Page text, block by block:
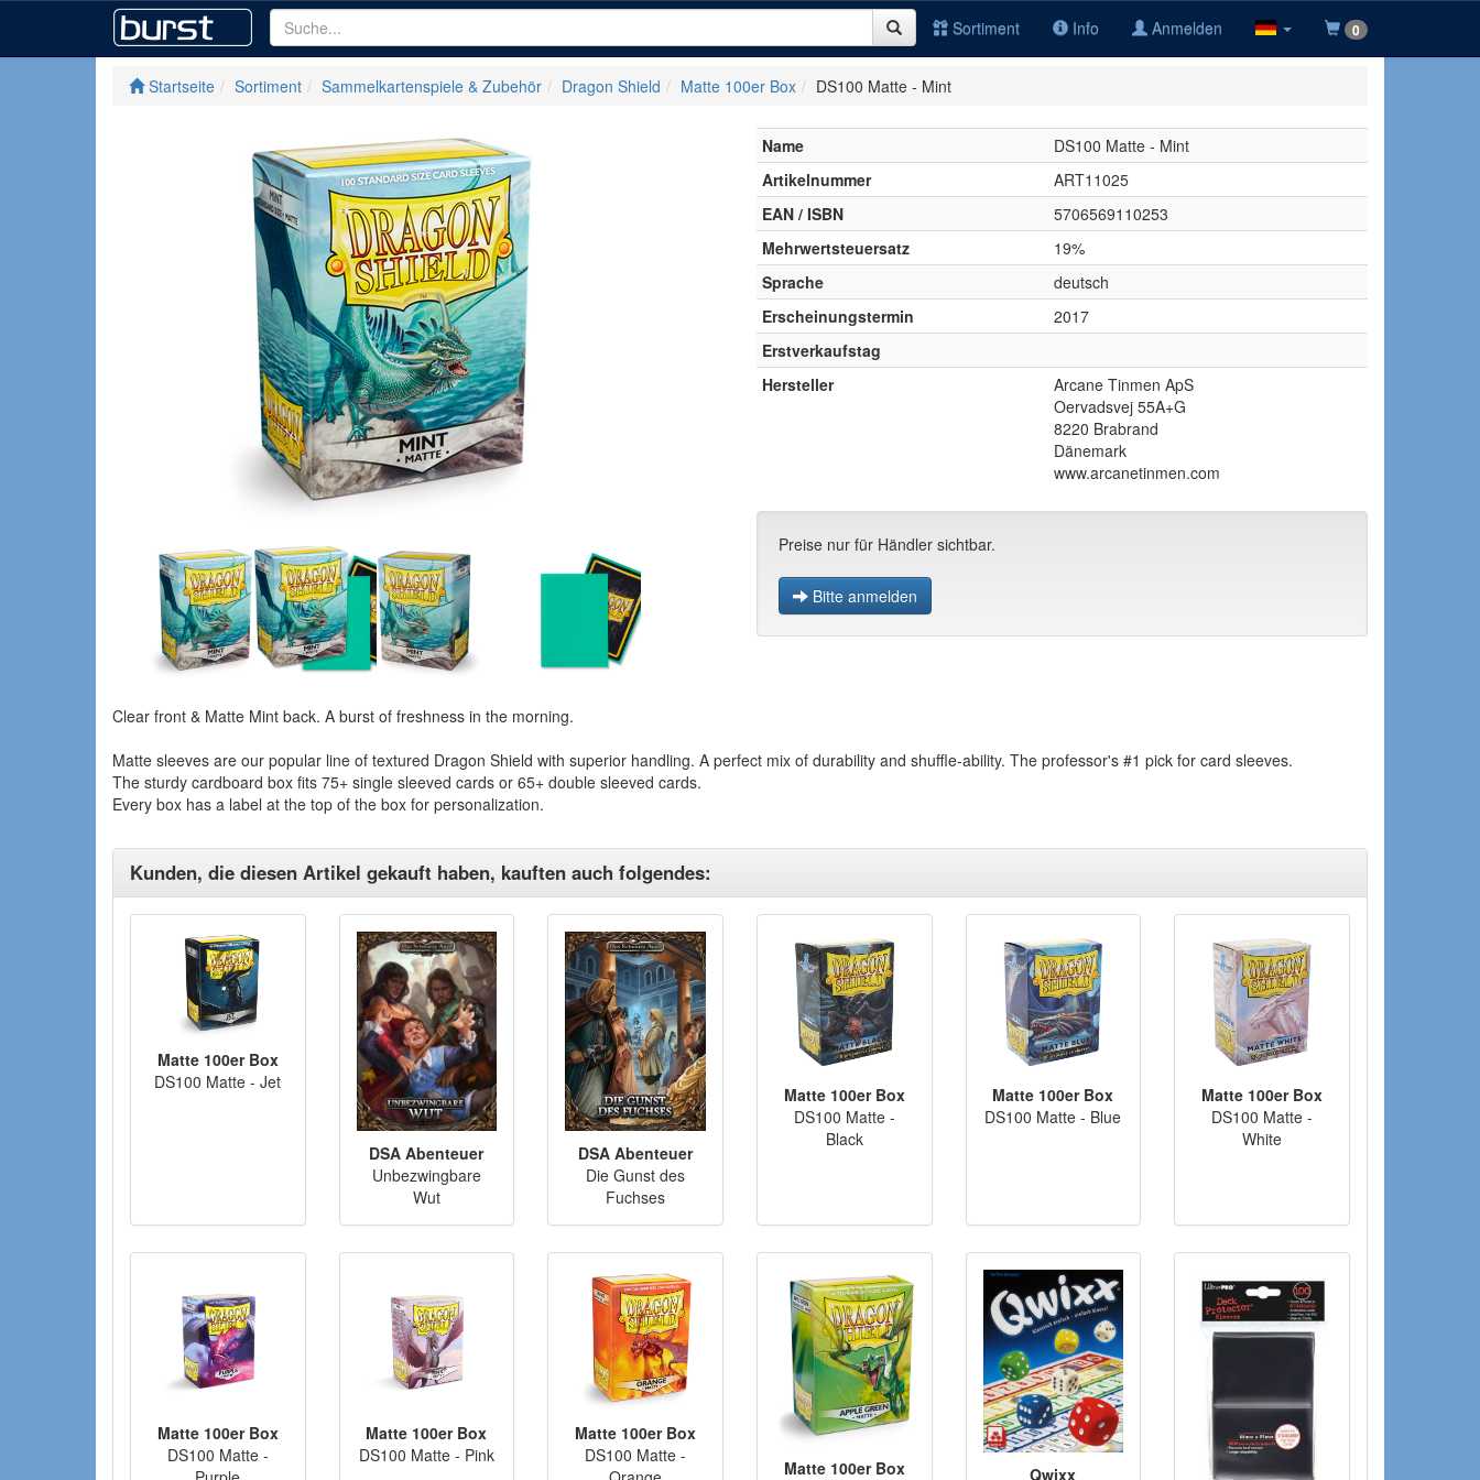
Sortiment Info Anmelden 0
Startseite Sortiment Sammelkartenspiele & Zubehör Dragon Shield Matte 100er Box DS100 Matte - Mint
Name
DS100 Matte - Mint
Artikelnummer
ART11025
EAN / ISBN
5706569110253
Mehrwertsteuersatz
19%
Sprache
deutsch
Erscheinungstermin
2017
Erstverkaufstag
Hersteller
Arcane Tinmen ApS
Oervadsvej 55A+G
8220 Brabrand
Dänemark
www.arcanetinmen.com
Preise nur für Händler sichtbar.
Bitte anmelden
Clear front & Matte Mint back. A burst of freshness in the morning.
Matte sleeves are our popular line of textured Dragon Shield with superior handling. A perfect mix of durability and shuffle-ability. The professor's #1 pick for card sleeves.
The sturdy cardboard box fits 75+ single sleeved cards or 65+ double sleeved cards.
Every box has a label at the top of the box for personalization.
Kunden, die diesen Artikel gekauft haben, kauften auch folgendes:
Matte 100er Box
DS100 Matte - Jet
DSA Abenteuer
Unbezwingbare
Wut
DSA Abenteuer
Die Gunst des
Fuchses
Matte 100er Box
DS100 Matte -
Black
Matte 100er Box
DS100 Matte - Blue
Matte 100er Box
DS100 Matte -
White
Matte 100er Box
DS100 Matte -
Matte 100er Box
DS100 Matte - Pink
Matte 100er Box
DS100 Matte -
Matte 100er Box
Qwixx